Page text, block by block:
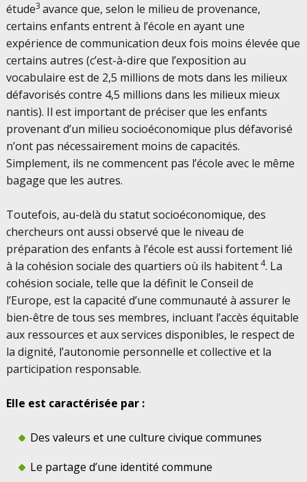
étude3 avance que, selon le milieu de provenance,
certains enfants entrent à l’école en ayant une
expérience de communication deux fois moins élevée que
certains autres (c’est-à-dire que l’exposition au
vocabulaire est de 2,5 millions de mots dans les milieux
défavorisés contre 4,5 millions dans les milieux mieux
nantis). Il est important de préciser que les enfants
provenant d’un milieu socioéconomique plus défavorisé
n’ont pas nécessairement moins de capacités.
Simplement, ils ne commencent pas l’école avec le même
bagage que les autres.
Toutefois, au-delà du statut socioéconomique, des
chercheurs ont aussi observé que le niveau de
préparation des enfants à l’école est aussi fortement lié
à la cohésion sociale des quartiers où ils habitent4. La
cohésion sociale, telle que la définit le Conseil de
l’Europe, est la capacité d’une communauté à assurer le
bien-être de tous ses membres, incluant l’accès équitable
aux ressources et aux services disponibles, le respect de
la dignité, l’autonomie personnelle et collective et la
participation responsable.
Elle est caractérisée par :
Des valeurs et une culture civique communes
Le partage d’une identité commune